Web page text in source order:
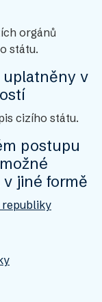
orgánů
státu.
uplatněny v
cizího státu.
postupu
jiné formě
republiky